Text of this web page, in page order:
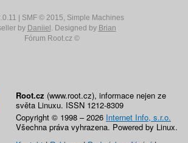
| SMF © 2015 Simple Machines
by Daniiel . Designed by Brian
Fórum Root.cz ©
Root.cz (www.root.cz), informace nejen ze
světa Linuxu. ISSN 1212-8309
Copyright © 1998 – 2026 Internet Info, s.r.o.
Všechna práva vyhrazena. Powered by Linux.